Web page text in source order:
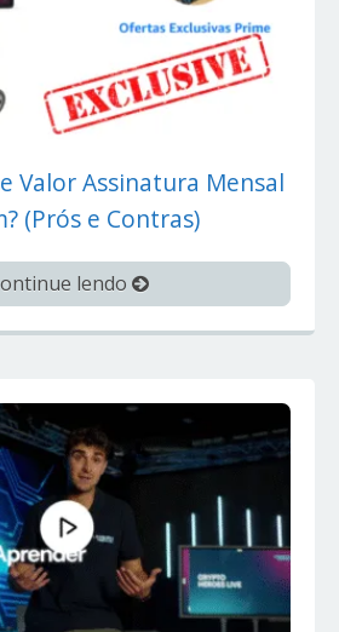
Valor Assinatura Mensal
(Prós e Contras)
lendo